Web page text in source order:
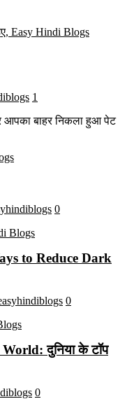
1
आपका बाहर निकला हुआ पेट
0
to Reduce Dark
0
दुनिया के टॉप
0